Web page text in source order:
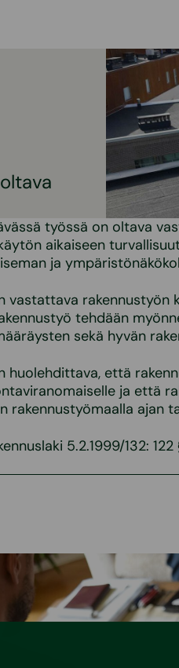
työssä on oltava
aikaiseen
ja
vastattava rakennustyön
tehdään
sekä hyvän
huolehdittava, että
ja että
rakennustyömaalla ajan
5.2.1999/132: 122